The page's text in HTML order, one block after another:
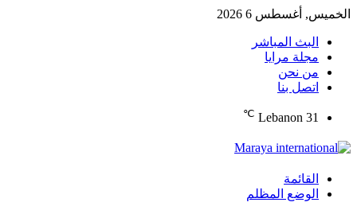
الخميس, أغسطس 6 2026
البث المباشر
مجلة مرايا
من نحن
اتصل بنا
Lebanon 31
℃
القائمة
الوضع المظلم